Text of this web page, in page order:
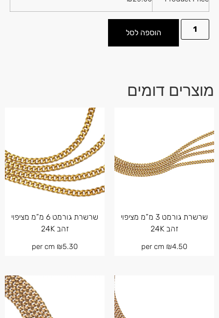
הוספה לסל
מוצרים דומים
שרשרת גורמט 3 מ”מ מציפוי
זהב 24K
₪4.50
שרשרת גורמט 6 מ”מ מציפוי
זהב 24K
₪5.30